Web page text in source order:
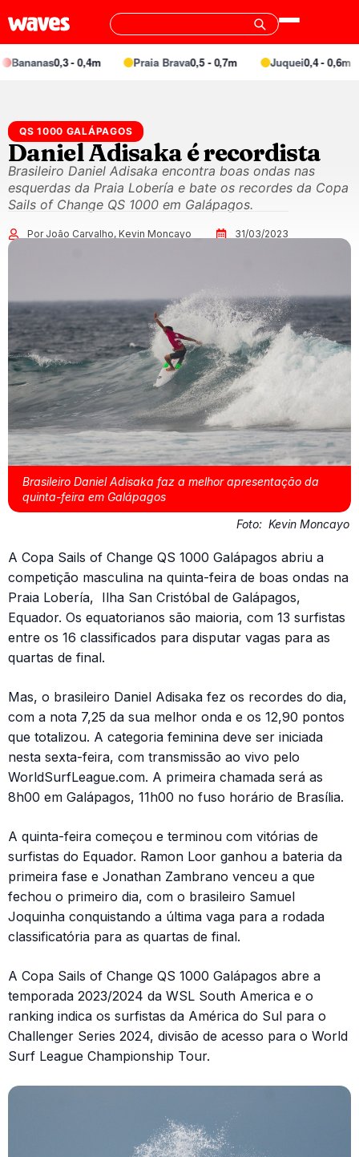
0,3 - 0,4m Praia Brava0,5 - 0,7m Juquei0,4 - 0,6m
QS 1000 GALÁPAGOS
Daniel Adisaka é recordista
Brasileiro Daniel Adisaka encontra boas ondas nas
esquerdas da Praia Lobería e bate os recordes da Copa
Sails of Change QS 1000 em Galápagos.
Por João Carvalho, Kevin Moncayo 31/03/2023
Brasileiro Daniel Adisaka faz a melhor apresentação da
quinta-feira em Galápagos
Foto: Kevin Moncayo
A Copa Sails of Change QS 1000 Galápagos abriu a
competição masculina na quinta-feira de boas ondas na
Praia Lobería, Ilha San Cristóbal de Galápagos,
Equador. Os equatorianos são maioria, com 13 surfistas
entre os 16 classificados para disputar vagas para as
quartas de final.
Mas, o brasileiro Daniel Adisaka fez os recordes do dia,
com a nota 7,25 da sua melhor onda e os 12,90 pontos
que totalizou. A categoria feminina deve ser iniciada
nesta sexta-feira, com transmissão ao vivo pelo
WorldSurfLeague.com. A primeira chamada será as
8h00 em Galápagos, 11h00 no fuso horário de Brasília.
A quinta-feira começou e terminou com vitórias de
surfistas do Equador. Ramon Loor ganhou a bateria da
primeira fase e Jonathan Zambrano venceu a que
fechou o primeiro dia, com o brasileiro Samuel
Joquinha conquistando a última vaga para a rodada
classificatória para as quartas de final.
A Copa Sails of Change QS 1000 Galápagos abre a
temporada 2023/2024 da WSL South America e o
ranking indica os surfistas da América do Sul para o
Challenger Series 2024, divisão de acesso para o World
Surf League Championship Tour.